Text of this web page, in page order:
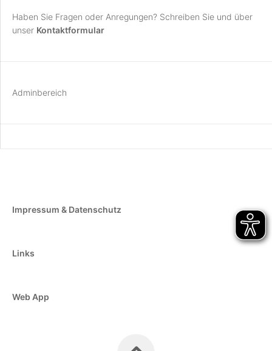
Haben Sie Fragen oder Anregungen? Schreiben Sie und über
unser Kontaktformular
Adminbereich
Impressum & Datenschutz
Links
Web App